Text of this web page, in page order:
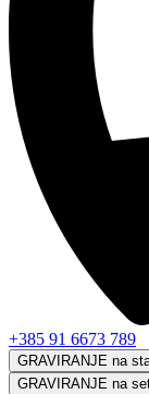
+385 91 6673 789
GRAVIRANJE na
GRAVIRANJE na